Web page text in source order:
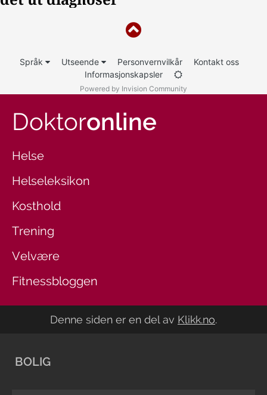
Språk Utseende Personvernvilkår
Kontakt oss
Informasjonskapsler
Powered by Invision Community
Doktoronline
Helse
Helseleksikon
Kosthold
Trening
Velvære
Fitnessbloggen
Denne siden er en del av Klikk.no.
BOLIG